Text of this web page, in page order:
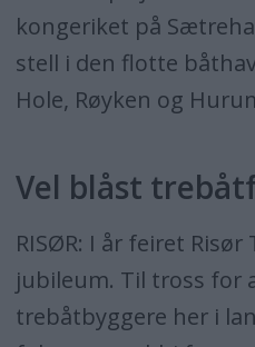
kongeriket på
stell i den flotte
Hole, Røyken og
Vel blåst
RISØR: I år feiret
jubileum. Til tross for
trebåtbyggere her i